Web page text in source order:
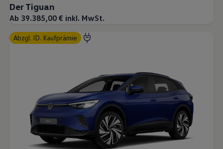
Der Tiguan
Ab 39.385,00 € inkl. MwSt.
abzgl. ID. Kaufprämie